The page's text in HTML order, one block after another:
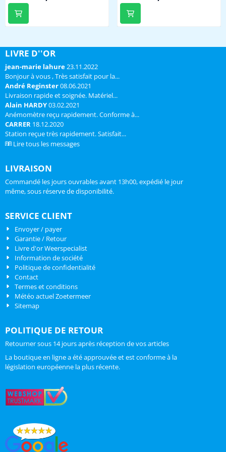
(optioneel verkrijgbaar, zie
hieronder) display toont
binnentemperatuur en -
van max. 5 zenders (niet
LIVRE D''OR
jean-marie lahure23.11.2022
Bonjour à vous , Très satisfait pour la...
André Reginster08.06.2021
Livraison rapide et soignée. Matériel...
Alain HARDY03.02.2021
Anémomètre reçu rapidement. Conforme à...
CARRER 18.12.2020
Station reçue très rapidement. Satisfait...
Lire tous les messages
LIVRAISON
Commandé les jours ouvrables avant 13h00, expédié le jour
même, sous réserve de disponibilité.
SERVICE CLIENT
Envoyer / payer
Garantie / Retour
Livre d'or Weerspecialist
Information de société
Politique de confidentialité
Contact
Termes et conditions
Météo actuel Zoetermeer
Sitemap
POLITIQUE DE RETOUR
Retourner sous 14 jours après réception de vos articles
La boutique en ligne a été approuvée et est conforme à la
législation européenne la plus récente.